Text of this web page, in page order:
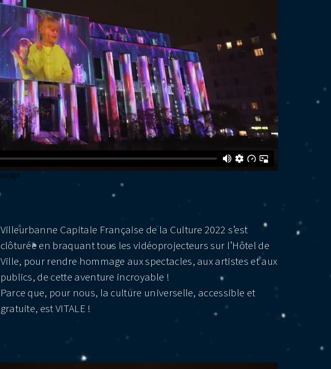
Villeurbanne Capitale Française de la Culture 2022 s’est
clôturée en braquant tous les vidéoprojecteurs sur l’Hôtel de
Ville, pour rendre hommage aux spectacles, aux artistes et aux
publics, de cette aventure incroyable !
Parce que, pour nous, la culture universelle, accessible et
gratuite, est VITALE !